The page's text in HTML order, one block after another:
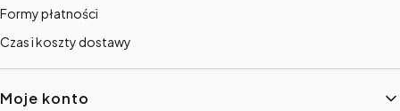
Formy płatności
Czas i koszty dostawy
Moje konto